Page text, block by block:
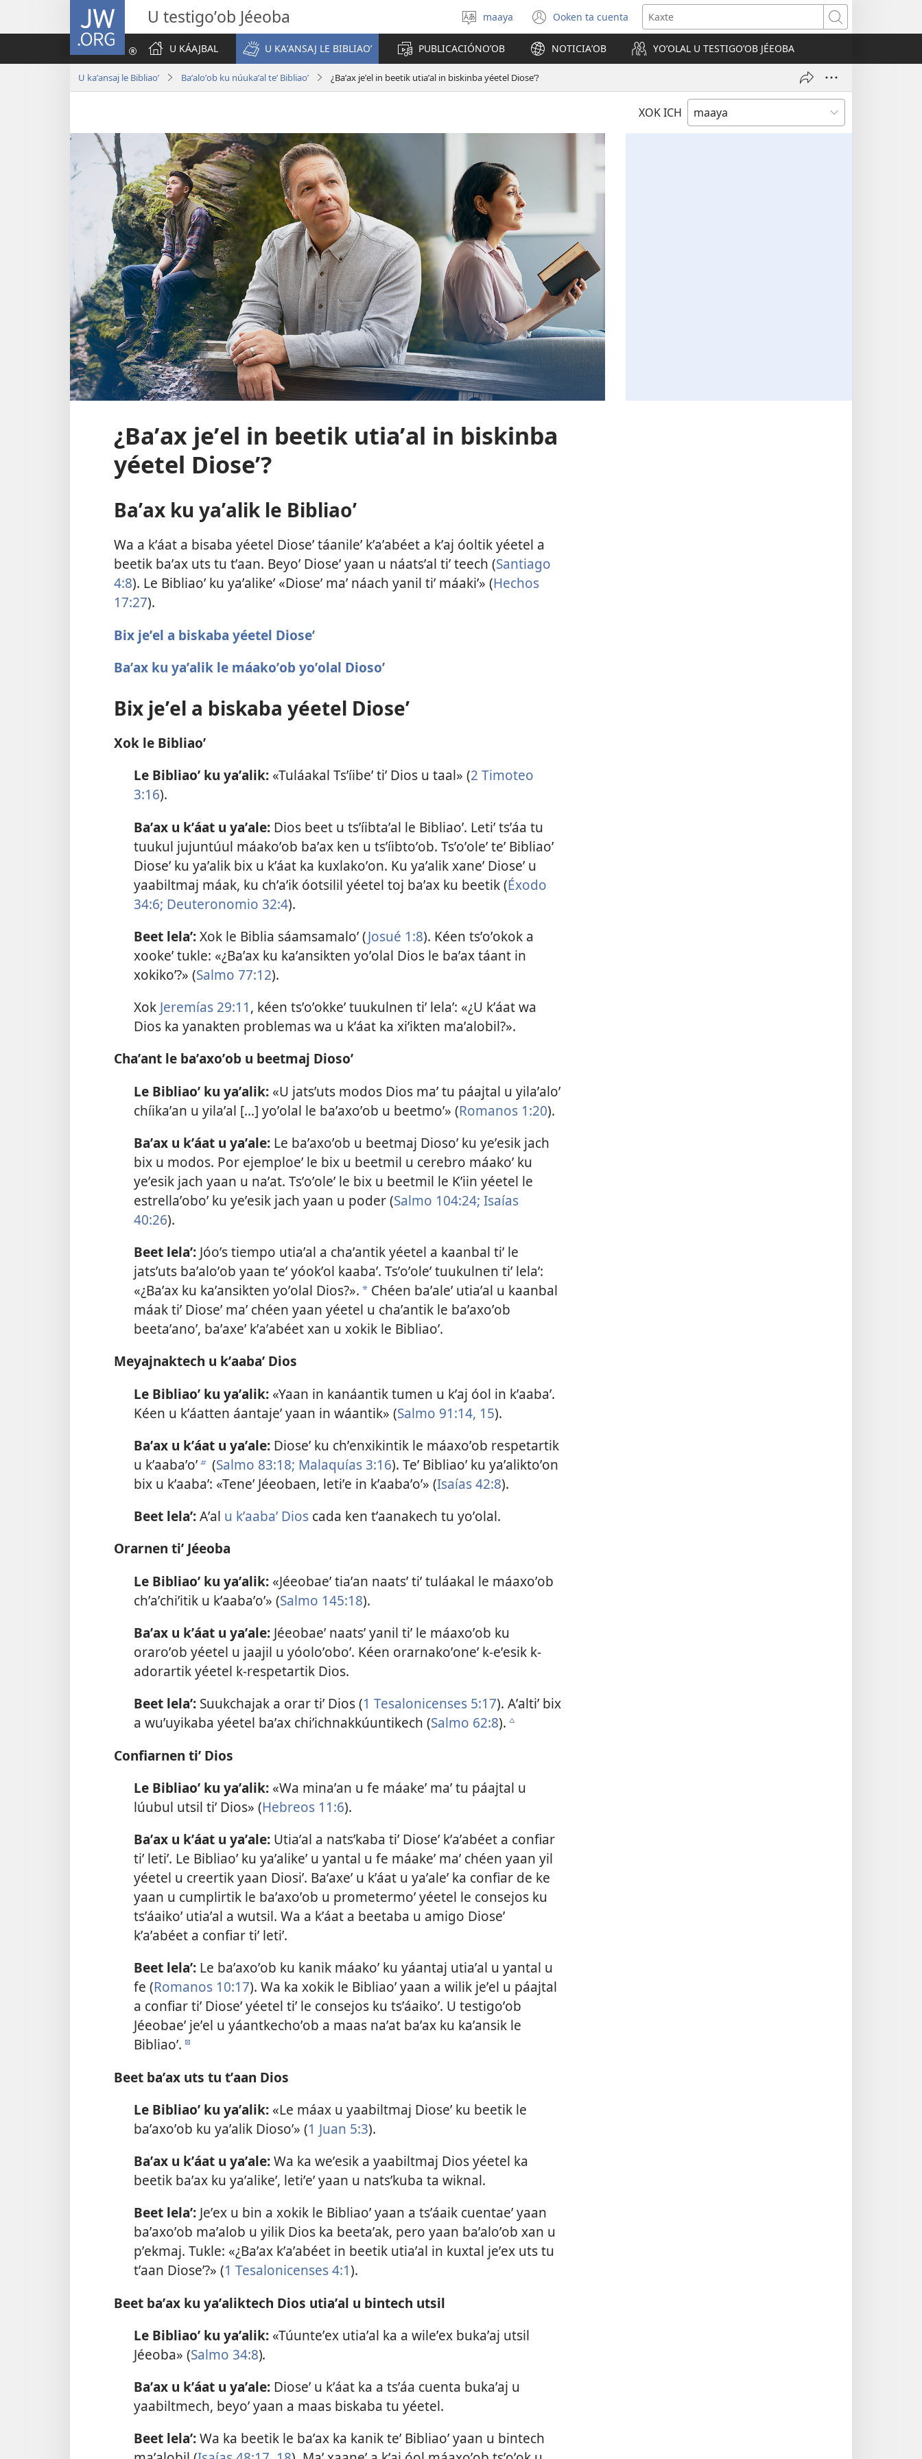
JW.ORG U testigoʼob Jéeoba
Yéey
u
idiomail
maaya Ooken ta cuenta
(opens
new
window)
Kaxte
U KÁAJBAL
U KAʼANSAJ LE BIBLIAOʼ PUBLICACIÓNOʼOB NOTICIAʼOB YOʼOLAL U TESTIGOʼOB JÉEOBA
U kaʼansaj le Bibliaoʼ Baʼaloʼob ku núukaʼal teʼ Bibliaoʼ ¿Baʼax jeʼel in beetik utiaʼal in biskinba yéetel Dioseʼ?
XOK ICH
¿Baʼax jeʼel in beetik utiaʼal in biskinba
yéetel Dioseʼ?
Baʼax ku yaʼalik le Bibliaoʼ
Wa a kʼáat a bisaba yéetel Dioseʼ táanileʼ kʼaʼabéet a kʼaj óoltik yéetel a
beetik baʼax uts tu tʼaan. Beyoʼ Dioseʼ yaan u náatsʼal tiʼ teech (Santiago
4:8). Le Bibliaoʼ ku yaʼalikeʼ «Dioseʼ maʼ náach yanil tiʼ máakiʼ» (Hechos
17:27).
Bix jeʼel a biskaba yéetel Dioseʼ
Baʼax ku yaʼalik le máakoʼob yoʼolal Diosoʼ
Bix jeʼel a biskaba yéetel Dioseʼ
Xok le Bibliaoʼ
Le Bibliaoʼ ku yaʼalik:«Tuláakal Tsʼíibeʼ tiʼ Dios u taal» (2 Timoteo
3:16).
Baʼax u kʼáat u yaʼale:Dios beet u tsʼíibtaʼal le Bibliaoʼ. Letiʼ tsʼáa tu
tuukul jujuntúul máakoʼob baʼax ken u tsʼíibtoʼob. Tsʼoʼoleʼ teʼ Bibliaoʼ
Dioseʼ ku yaʼalik bix u kʼáat ka kuxlakoʼon. Ku yaʼalik xaneʼ Dioseʼ u
yaabiltmaj máak, ku chʼaʼik óotsilil yéetel toj baʼax ku beetik (Éxodo
34:6; Deuteronomio 32:4).
Beet lelaʼ:Xok le Biblia sáamsamaloʼ (Josué 1:8). Kéen tsʼoʼokok a
xookeʼ tukle: «¿Baʼax ku kaʼansikten yoʼolal Dios le baʼax táant in
xokikoʼ?» (Salmo 77:12).
Xok Jeremías 29:11, kéen tsʼoʼokkeʼ tuukulnen tiʼ lelaʼ: «¿U kʼáat wa
Dios ka yanakten problemas wa u kʼáat ka xiʼikten maʼalobil?».
Chaʼant le baʼaxoʼob u beetmaj Diosoʼ
Le Bibliaoʼ ku yaʼalik:«U jatsʼuts modos Dios maʼ tu páajtal u yilaʼaloʼ
chíikaʼan u yilaʼal [...] yoʼolal le baʼaxoʼob u beetmoʼ» (Romanos 1:20).
Baʼax u kʼáat u yaʼale:Le baʼaxoʼob u beetmaj Diosoʼ ku yeʼesik jach
bix u modos. Por ejemploeʼ le bix u beetmil u cerebro máakoʼ ku
yeʼesik jach yaan u naʼat. Tsʼoʼoleʼ le bix u beetmil le Kʼiin yéetel le
estrellaʼoboʼ ku yeʼesik jach yaan u poder (Salmo 104:24; Isaías
40:26).
Beet lelaʼ:Jóoʼs tiempo utiaʼal a chaʼantik yéetel a kaanbal tiʼ le
jatsʼuts baʼaloʼob yaan teʼ yóokʼol kaabaʼ. Tsʼoʼoleʼ tuukulnen tiʼ lelaʼ:
«¿Baʼax ku kaʼansikten yoʼolal Dios?». aChéen baʼaleʼ utiaʼal u kaanbal
máak tiʼ Dioseʼ maʼ chéen yaan yéetel u chaʼantik le baʼaxoʼob
beetaʼanoʼ, baʼaxeʼ kʼaʼabéet xan u xokik le Bibliaoʼ.
Meyajnaktech u kʼaabaʼ Dios
Le Bibliaoʼ ku yaʼalik:«Yaan in kanáantik tumen u kʼaj óol in kʼaabaʼ.
Kéen u kʼáatten áantajeʼ yaan in wáantik» (Salmo 91:14, 15).
Baʼax u kʼáat u yaʼale:Dioseʼ ku chʼenxikintik le máaxoʼob respetartik
u kʼaabaʼoʼb (Salmo 83:18; Malaquías 3:16). Teʼ Bibliaoʼ ku yaʼaliktoʼon
bix u kʼaabaʼ: «Teneʼ Jéeobaen, letiʼe in kʼaabaʼoʼ» (Isaías 42:8).
Beet lelaʼ:Aʼal u kʼaabaʼ Dioscada ken tʼaanakech tu yoʼolal.
Orarnen tiʼ Jéeoba
Le Bibliaoʼ ku yaʼalik:«Jéeobaeʼ tiaʼan naatsʼ tiʼ tuláakal le máaxoʼob
chʼaʼchiʼitik u kʼaabaʼoʼ» (Salmo 145:18).
Baʼax u kʼáat u yaʼale:Jéeobaeʼ naatsʼ yanil tiʼ le máaxoʼob ku
oraroʼob yéetel u jaajil u yóoloʼoboʼ. Kéen orarnakoʼoneʼ k-eʼesik k-
adorartik yéetel k-respetartik Dios.
Beet lelaʼ:Suukchajak a orar tiʼ Dios (1 Tesalonicenses 5:17). Aʼaltiʼ bix
a wuʼuyikaba yéetel baʼax chiʼichnakkúuntikech (Salmo 62:8). c
Confiarnen tiʼ Dios
Le Bibliaoʼ ku yaʼalik:«Wa minaʼan u fe máakeʼ maʼ tu páajtal u
lúubul utsil tiʼ Dios» (Hebreos 11:6).
Baʼax u kʼáat u yaʼale:Utiaʼal a natsʼkaba tiʼ Dioseʼ kʼaʼabéet a confiar
tiʼ letiʼ. Le Bibliaoʼ ku yaʼalikeʼ u yantal u fe máakeʼ maʼ chéen yaan yil
yéetel u creertik yaan Diosiʼ. Baʼaxeʼ u kʼáat u yaʼaleʼ ka confiar de ke
yaan u cumplirtik le baʼaxoʼob u prometermoʼ yéetel le consejos ku
tsʼáaikoʼ utiaʼal a wutsil. Wa a kʼáat a beetaba u amigo Dioseʼ
kʼaʼabéet a confiar tiʼ letiʼ.
Beet lelaʼ:Le baʼaxoʼob ku kanik máakoʼ ku yáantaj utiaʼal u yantal u
fe (Romanos 10:17). Wa ka xokik le Bibliaoʼ yaan a wilik jeʼel u páajtal
a confiar tiʼ Dioseʼ yéetel tiʼ le consejos ku tsʼáaikoʼ. U testigoʼob
Jéeobaeʼ jeʼel u yáantkechoʼob a maas naʼat baʼax ku kaʼansik le
Bibliaoʼ. d
Beet baʼax uts tu tʼaan Dios
Le Bibliaoʼ ku yaʼalik:«Le máax u yaabiltmaj Dioseʼ ku beetik le
baʼaxoʼob ku yaʼalik Diosoʼ» (1 Juan 5:3).
Baʼax u kʼáat u yaʼale:Wa ka weʼesik a yaabiltmaj Dios yéetel ka
beetik baʼax ku yaʼalikeʼ, letiʼeʼ yaan u natsʼkuba ta wiknal.
Beet lelaʼ:Jeʼex u bin a xokik le Bibliaoʼ yaan a tsʼáaik cuentaeʼ yaan
baʼaxoʼob maʼalob u yilik Dios ka beetaʼak, pero yaan baʼaloʼob xan u
pʼekmaj. Tukle: «¿Baʼax kʼaʼabéet in beetik utiaʼal in kuxtal jeʼex uts tu
tʼaan Dioseʼ?» (1 Tesalonicenses 4:1).
Beet baʼax ku yaʼaliktech Dios utiaʼal u bintech utsil
Le Bibliaoʼ ku yaʼalik:«Túunteʼex utiaʼal ka a wileʼex bukaʼaj utsil
Jéeoba» (Salmo 34:8).
Baʼax u kʼáat u yaʼale:Dioseʼ u kʼáat ka a tsʼáa cuenta bukaʼaj u
yaabiltmech, beyoʼ yaan a maas biskaba tu yéetel.
Beet lelaʼ:Wa ka beetik le baʼax ka kanik teʼ Bibliaoʼ yaan u bintech